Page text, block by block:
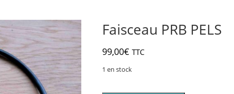
Faisceau PRB PELS
99,00€ TTC
1 en stock